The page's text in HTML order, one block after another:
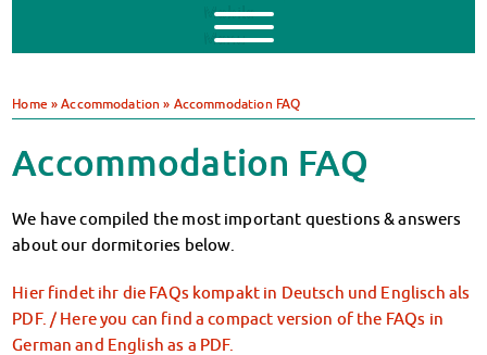
Mobile
Menu
BAföG
Support of Foreign Nationals
BAföG FAQs
Contacts & Office Hours
BAföG-Talk und -Sprechstunden
Canteens & Cafeterias
Today in our canteens
Climate-conscious eating
Home »Accommodation » Accommodation FAQ
Accommodation FAQ
We have compiled the most important questions & answers
about our dormitories below.
Hier findet ihr die FAQs kompakt in Deutsch und Englisch als
PDF. / Here you can find a compact version of the FAQs in
German and English as a PDF.